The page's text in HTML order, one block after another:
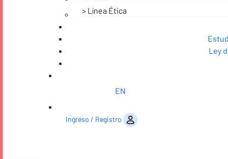
Línea Ética
Ley
EN
Ingreso / Registro